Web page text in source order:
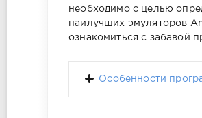
необходимо с целью
наилучших эмуляторов
ознакомиться с забавой
Особенности